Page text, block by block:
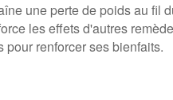
une perte de poids au fil
les effets d'autres
renforcer ses bienfaits.